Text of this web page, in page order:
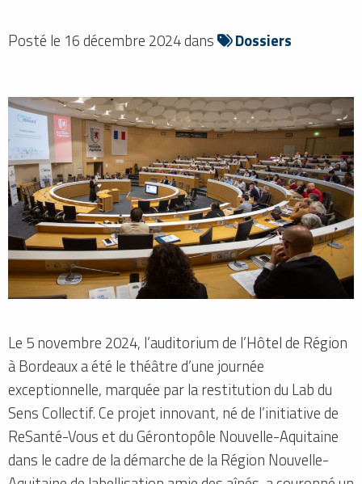
Posté le 16 décembre 2024 dans Dossiers
Le 5 novembre 2024, l’auditorium de l’Hôtel de Région
à Bordeaux a été le théâtre d’une journée
exceptionnelle, marquée par la restitution du Lab du
Sens Collectif. Ce projet innovant, né de l’initiative de
ReSanté-Vous et du Gérontopôle Nouvelle-Aquitaine
dans le cadre de la démarche de la Région Nouvelle-